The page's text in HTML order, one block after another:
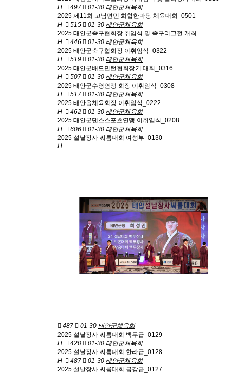
H
497 01-30 태안군체육회
2025 제11회 고남면민 화합한마당 체육대회_0501
H
515 01-30 태안군체육회
2025 태안군족구협회장 취임식 및 족구리그전 개최
H
446 01-30 태안군체육회
2025 태안군축구협회장 이취임식_0322
H
519 01-30 태안군체육회
2025 태안군배드민턴협회장기 대회_0316
H
507 01-30 태안군체육회
2025 태안군수영연맹 회장 이취임식_0308
H
517 01-30 태안군체육회
2025 태안읍체육회장 이취임식_0222
H
462 01-30 태안군체육회
2025 태안군댄스스포츠연맹 이취임식_0208
H
606 01-30 태안군체육회
2025 설날장사 씨름대회 여성부_0130
H
487 01-30 태안군체육회
2025 설날장사 씨름대회 백두급_0129
H
420 01-30 태안군체육회
2025 설날장사 씨름대회 한라급_0128
H
487 01-30 태안군체육회
2025 설날장사 씨름대회 금강급_0127